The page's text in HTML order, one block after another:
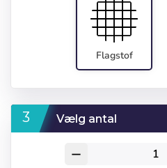
Flagstof
Vælg antal
remove